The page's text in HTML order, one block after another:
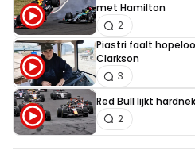
met Hamilton
2
Piastri faalt
Clarkson
3
Red Bull lijkt
2